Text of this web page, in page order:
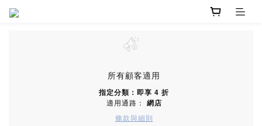
所有顧客適用
指定分類：即享 4 折
適用通路： 網店
條款與細則